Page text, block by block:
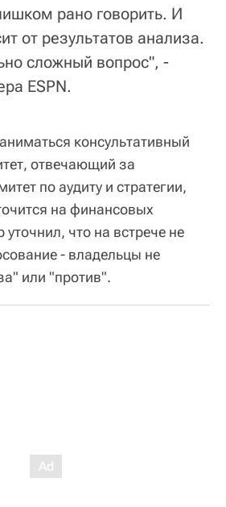
рано говорить. И
от результатов анализа.
сложный вопрос", -
ESPN.
консультативный
отвечающий за
по аудиту и стратегии,
на финансовых
уточнил, что на встрече не
- владельцы не
или "против".